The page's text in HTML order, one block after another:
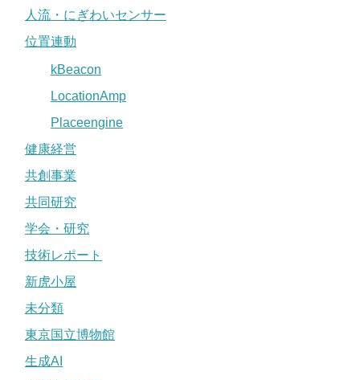
人流・にぎわいセンサー
位置連動
kBeacon
LocationAmp
Placeengine
健康経営
共創事業
共同研究
学会・研究
技術レポート
新虎小屋
未分類
東京国立博物館
生成AI